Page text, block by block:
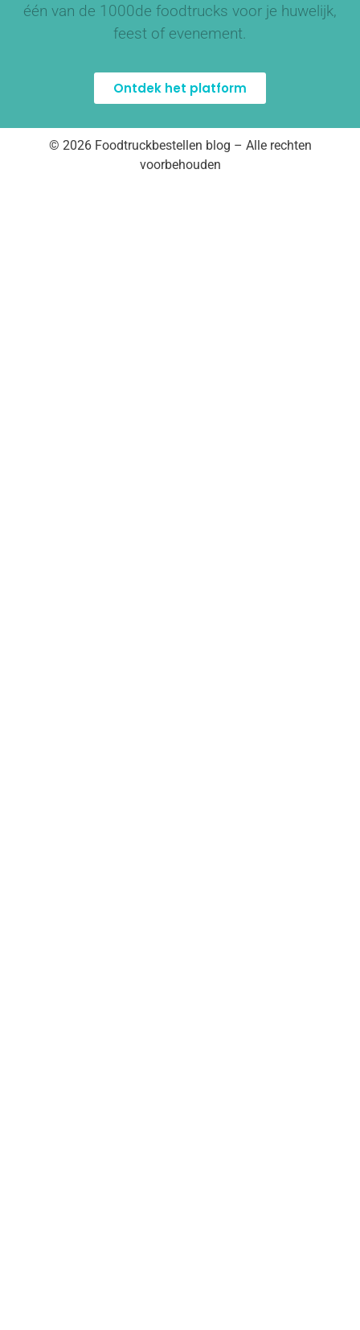
één van de 1000de foodtrucks voor je huwelijk,
feest of evenement.
Ontdek het platform
© 2026 Foodtruckbestellen blog – Alle rechten
voorbehouden